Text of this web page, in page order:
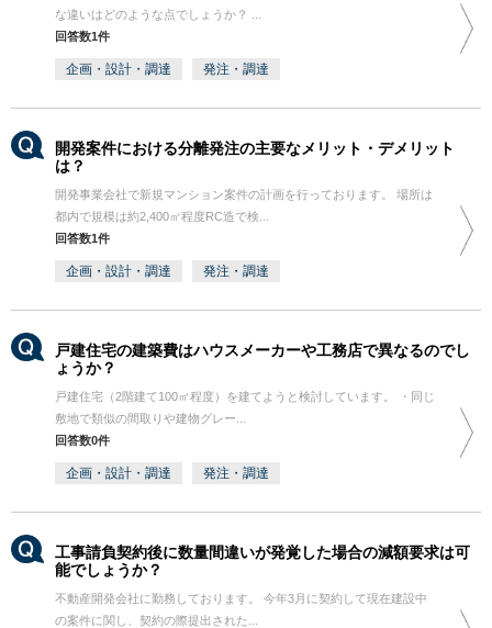
な違いはどのような点でしょうか？ ...
回答数1件
企画・設計・調達 発注・調達
開発案件における分離発注の主要なメリット・デメリット
は？
開発事業会社で新規マンション案件の計画を行っております。 場所は
都内で規模は約2,400㎡程度RC造で検...
回答数1件
企画・設計・調達 発注・調達
戸建住宅の建築費はハウスメーカーや工務店で異なるのでし
ょうか？
戸建住宅（2階建て100㎡程度）を建てようと検討しています。 ・同じ
敷地で類似の間取りや建物グレー...
回答数0件
企画・設計・調達 発注・調達
工事請負契約後に数量間違いが発覚した場合の減額要求は可
能でしょうか？
不動産開発会社に勤務しております。 今年3月に契約して現在建設中
の案件に関し、契約の際提出された...